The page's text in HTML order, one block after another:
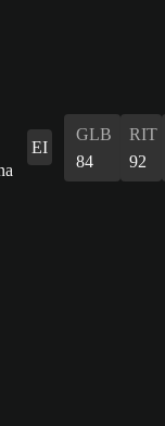
EI
GLB
84
RIT
92